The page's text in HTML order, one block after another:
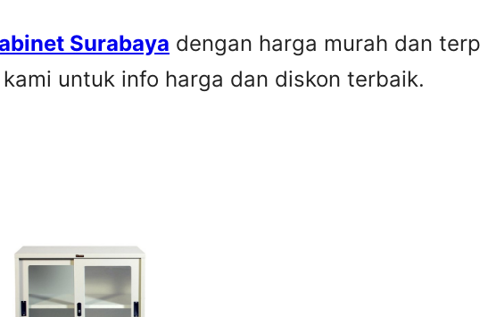
Surabaya dengan harga murah dan
untuk info harga dan diskon terbaik.